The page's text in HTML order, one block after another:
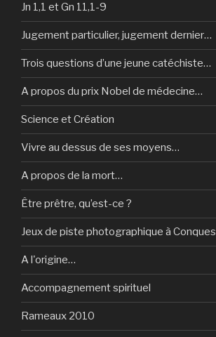
Jn 1,1 et Gn 11,1-9
Jugement particulier, jugement dernier…
Trois questions d’une jeune catéchiste…
A propos du prix Nobel de médecine…
Science et Création
Vivre au dessus de ses moyens…
A propos de la mort…
Être prêtre, qu’est-ce ?
Jeux de piste photographique à Conques
A l'origine…
Accompagnement spirituel
Rameaux 2010